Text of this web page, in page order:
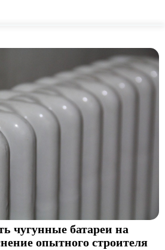
чугунные батареи на
опытного строителя